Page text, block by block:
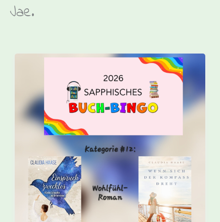
Jae.
Hier geht es direkt per Link zum Sapphischen Buch-
Bingo der Autorin Jae